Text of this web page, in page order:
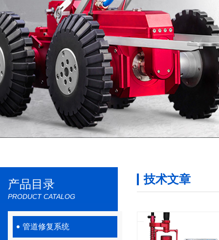
产品目录
PRODUCT CATALOG
管道修复系统
技术文章